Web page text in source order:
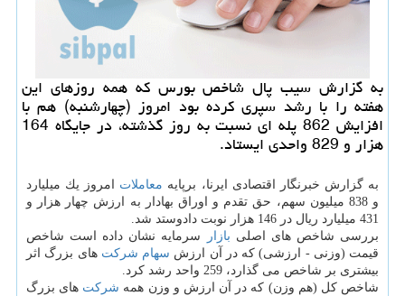
به گزارش سیب پال شاخص بورس كه همه روزهای این
هفته را با رشد سپری كرده بود امروز (چهارشنبه) هم با
افزایش 862 پله ای نسبت به روز گذشته، در جایگاه 164
هزار و 829 واحدی ایستاد.
به گزارش خبرنگار اقتصادی ایرنا، برپایه معاملات امروز یك میلیارد
و 838 میلیون سهم، حق تقدم و اوراق بهادار به ارزش چهار هزار و
431 میلیارد ریال در 146 هزار نوبت دادوستد شد.
بررسی شاخص های اصلی بازار
سرمایه نشان داده است شاخص
قیمت (وزنی - ارزشی) كه در آن ارزش سهام شركت های بزرگ اثر
بیشتری بر شاخص می گذارد، 259 واحد رشد كرد.
شاخص كل (هم وزن) كه در آن ارزش و وزن همه شركت های بزرگ